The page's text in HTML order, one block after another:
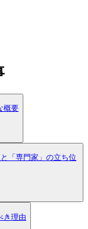
概要
「専門家」の立ち位
き理由